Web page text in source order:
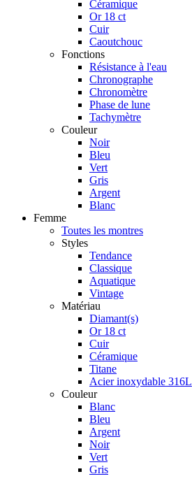
Céramique
Or 18 ct
Cuir
Caoutchouc
Fonctions
Résistance à l'eau
Chronographe
Chronomètre
Phase de lune
Tachymètre
Couleur
Noir
Bleu
Vert
Gris
Argent
Blanc
Femme
Toutes les montres
Styles
Tendance
Classique
Aquatique
Vintage
Matériau
Diamant(s)
Or 18 ct
Cuir
Céramique
Titane
Acier inoxydable 316L
Couleur
Blanc
Bleu
Argent
Noir
Vert
Gris